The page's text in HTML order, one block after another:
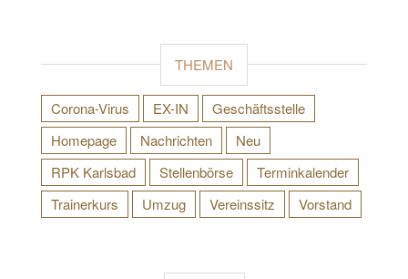
THEMEN
Corona-Virus EX-IN
Geschäftsstelle
Homepage
Nachrichten
Neu
RPK Karlsbad
Stellenbörse
Terminkalender
Trainerkurs
Umzug Vereinssitz Vorstand